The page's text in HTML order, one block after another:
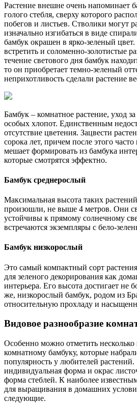
Растение внешне очень напоминает
голого стебля, сверху которого
побегов и листьев. Стволики могут
изначально изгибаться в виде
бамбук окрашен в ярко-зеленый
встретить и соломенно-золотистые
течение светового дня бамбук
то он приобретает темно-зеленый
неприхотливость сделали растение
Бамбук – комнатное растение, уход
особых хлопот. Единственным
отсутствие цветения. Зацвести
сорока лет, причем после этого
мешает формировать из бамбука
которые смотрятся эффектно.
Бамбук среднерослый
Максимальная высота таких
произошли, не выше 4 метров. Они
устойчивы к прямому солнечному
встречаются экземпляры с бело-
Бамбук низкорослый
Это самый компактный сорт
для зеленого декорирования как
интерьера. Его высота достигает не
же, низкорослый бамбук, родом из
относительную прохладу и
Видовое разнообразие
Особенно можно отметить
комнатному бамбуку, которые
популярность у любителей
индивидуальная форма и окрас
форма стеблей. К наиболее
для выращивания в домашних
следующие.